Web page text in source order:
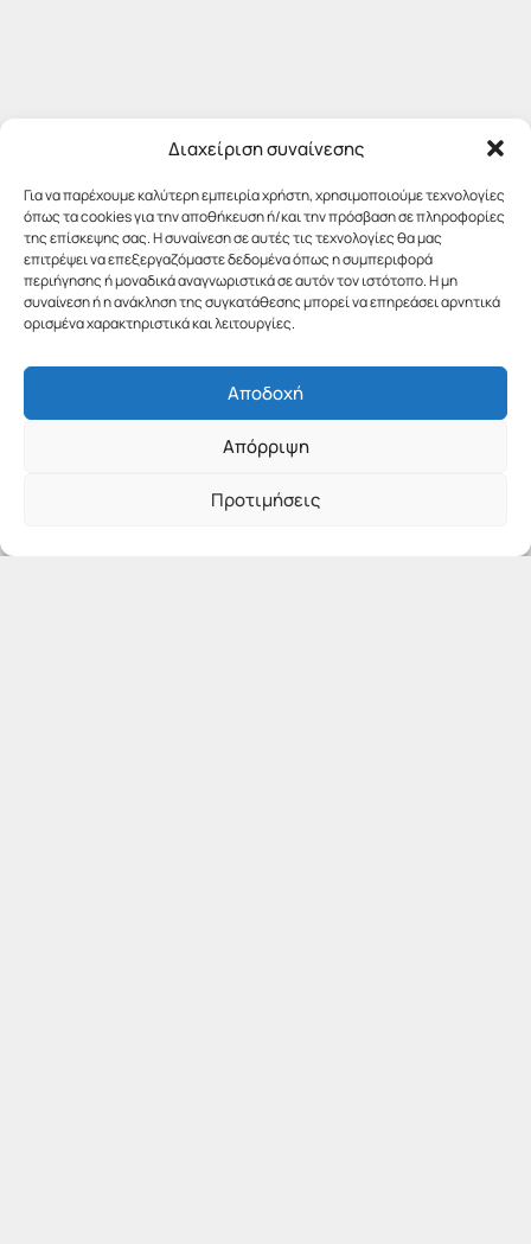
Διαχείριση συναίνεσης
Για να παρέχουμε καλύτερη εμπειρία χρήστη, χρησιμοποιούμε τεχνολογίες
όπως τα cookies για την αποθήκευση ή/και την πρόσβαση σε πληροφορίες
της επίσκεψης σας. Η συναίνεση σε αυτές τις τεχνολογίες θα μας
επιτρέψει να επεξεργαζόμαστε δεδομένα όπως η συμπεριφορά
περιήγησης ή μοναδικά αναγνωριστικά σε αυτόν τον ιστότοπο. Η μη
συναίνεση ή η ανάκληση της συγκατάθεσης μπορεί να επηρεάσει αρνητικά
ορισμένα χαρακτηριστικά και λειτουργίες.
Αποδοχή
Απόρριψη
Προτιμήσεις